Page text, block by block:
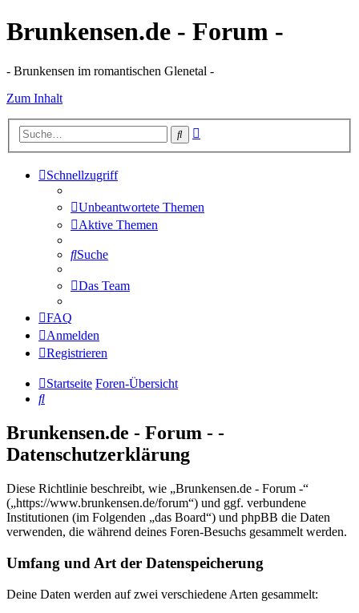
Brunkensen.de - Forum -
- Brunkensen im romantischen Glenetal -
Zum Inhalt
Suche
Schnellzugriff
Unbeantwortete Themen
Aktive Themen
Suche
Das Team
FAQ
Anmelden
Registrieren
Startseite Foren-Übersicht
Suche
Brunkensen.de - Forum - -
Datenschutzerklärung
Diese Richtlinie beschreibt, wie „Brunkensen.de - Forum -“
(„https://www.brunkensen.de/forum“) und ggf. verbundene
Institutionen (im Folgenden „das Board“) und phpBB die Daten
verwenden, die während deines Foren-Besuchs gesammelt werden.
Umfang und Art der Datenspeicherung
Deine Daten werden auf zwei verschiedene Arten gesammelt: